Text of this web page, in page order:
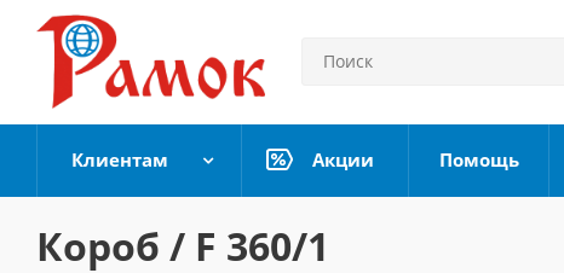
Клиентам Акции Помощь
Короб / F 360/1